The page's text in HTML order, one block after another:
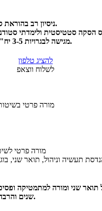
ניסיון רב בהוראת סטטיסטיקה ומתמטיקה.
מגישה לבגרויות 3-5 יח"ל מתמטיקה מעל עשור.
להציג טלפון
לשלוח ווצאפ
מורה פרטי
תעשיה וניהול, תואר שני,
שנים והרבה אהבה ללימוד והדרכה.